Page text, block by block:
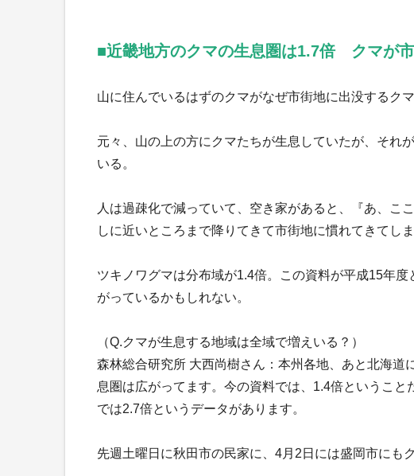
■近畿地方のクマの生息圏は1.7倍 クマが
山に住んでいるはずのクマがなぜ市街地に出没するク
元々、山の上の方にクマたちが生息していたが、それ
いる。
人は過疎化で減っていて、空き家があると、『あ、こ
しに近いところまで降りてきて市街地に慣れてきてし
ツキノワグマは分布域が1.4倍。この資料が平成15年
がっているかもしれない。
（Q.クマが生息する地域は全域で増えいる？）
森林総合研究所 大西尚樹さん：本州各地、あと北海
息圏は広がってます。今の資料では、1.4倍というこ
では2.7倍というデータがあります。
先週土曜日に秋田市の民家に、4月2日には盛岡市にも